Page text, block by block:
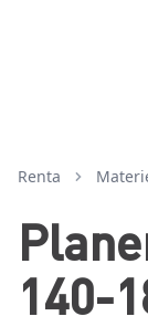
Renta
140-